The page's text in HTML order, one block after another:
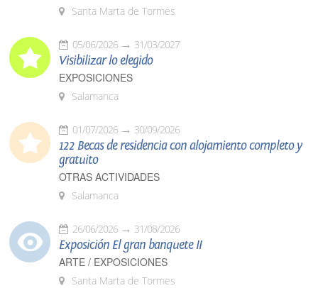
Santa Marta de Tormes
05/06/2026 31/03/2027
Visibilizar lo elegido
EXPOSICIONES
Salamanca
01/07/2026 30/09/2026
122 Becas de residencia con alojamiento completo y
gratuito
OTRAS ACTIVIDADES
Salamanca
26/06/2026 31/08/2026
Exposición El gran banquete II
ARTE / EXPOSICIONES
Santa Marta de Tormes